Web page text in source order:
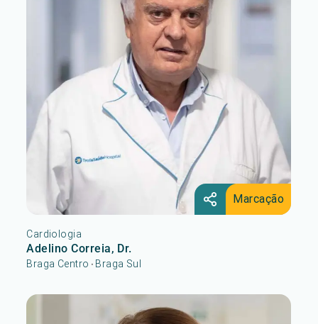
Marcação
Cardiologia
Adelino Correia, Dr.
Braga Centro • Braga Sul